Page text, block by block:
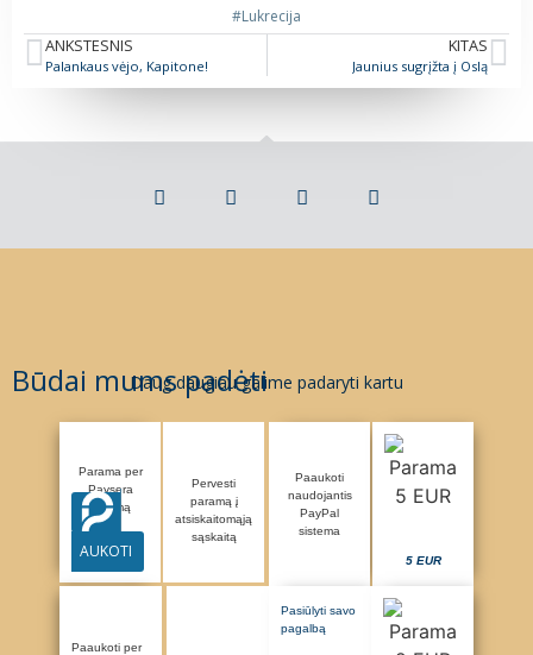
#Lukrecija
ANKSTESNIS
Palankaus vėjo, Kapitone!
KITAS
Jaunius sugrįžta į Oslą
Būdai mums padėti
Daug daugiau galime padaryti kartu
Parama per
Paysera
sistemą
AUKOTI
Pervesti
paramą į
atsiskaitomąją
sąskaitą
Paaukoti
naudojantis
PayPal
sistema
5 EUR
Paaukoti per
Pasiūlyti savo
pagalbą